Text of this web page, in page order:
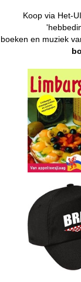
Koop via Het-
boeken en muziek